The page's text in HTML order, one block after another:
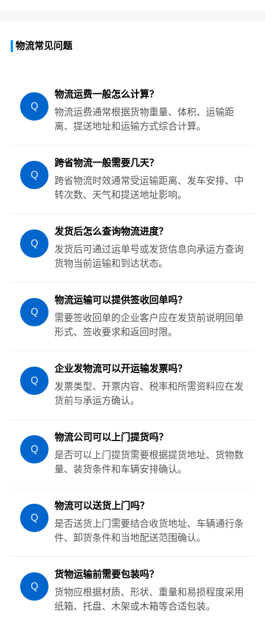
物流常见问题
Q
物流运费一般怎么计算？
物流运费通常根据货物重量、体积、运输距
离、提送地址和运输方式综合计算。
Q
跨省物流一般需要几天？
跨省物流时效通常受运输距离、发车安排、中
转次数、天气和提送地址影响。
Q
发货后怎么查询物流进度？
发货后可通过运单号或发货信息向承运方查询
货物当前运输和到达状态。
Q
物流运输可以提供签收回单吗？
需要签收回单的企业客户应在发货前说明回单
形式、签收要求和返回时限。
Q
企业发物流可以开运输发票吗？
发票类型、开票内容、税率和所需资料应在发
货前与承运方确认。
Q
物流公司可以上门提货吗？
是否可以上门提货需要根据提货地址、货物数
量、装货条件和车辆安排确认。
Q
物流可以送货上门吗？
是否送货上门需要结合收货地址、车辆通行条
件、卸货条件和当地配送范围确认。
Q
货物运输前需要包装吗？
货物应根据材质、形状、重量和易损程度采用
纸箱、托盘、木架或木箱等合适包装。